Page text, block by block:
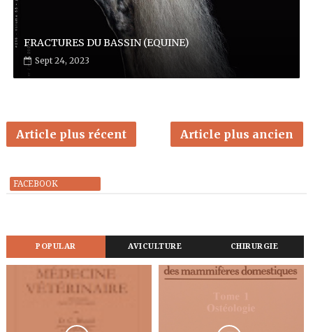
FRACTURES DU BASSIN (EQUINE)
Sept 24, 2023
Article plus récent Article plus ancien
FACEBOOK
POPULAR AVICULTURE CHIRURGIE